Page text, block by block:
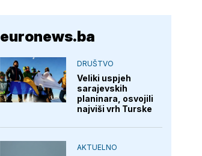
euronews.ba
DRUŠTVO
Veliki uspjeh
sarajevskih
planinara, osvojili
najviši vrh Turske
AKTUELNO